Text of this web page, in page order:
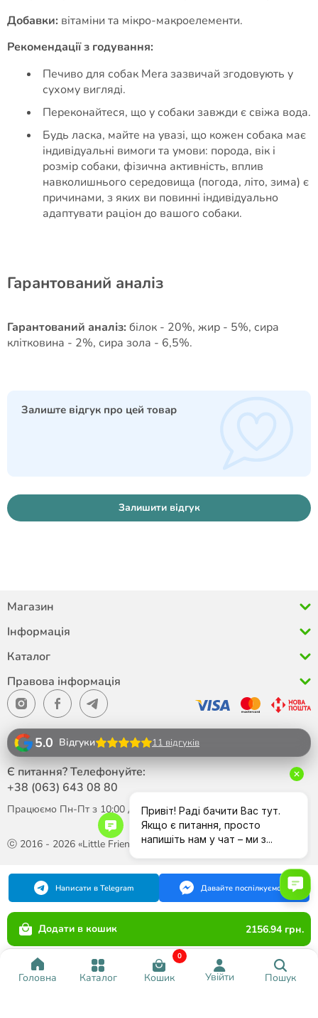
Головна Каталог Кошик
0
Увійти Пошук
Добавки: вітаміни та мікро-макроелементи.
Рекомендації з годування:
Печиво для собак Mera зазвичай згодовують у
сухому вигляді.
Переконайтеся, що у собаки завжди є свіжа вода.
Будь ласка, майте на увазі, що кожен собака має
індивідуальні вимоги та умови: порода, вік і
розмір собаки, фізична активність, вплив
навколишнього середовища (погода, літо, зима) є
причинами, з яких ви повинні індивідуально
адаптувати раціон до вашого собаки.
Гарантований аналіз
Гарантований аналіз: білок - 20%, жир - 5%, сира
клітковина - 2%, сира зола - 6,5%.
Залиште відгук про цей товар
Залишити відгук
Додати в кошик 2156.94 грн.
Магазин
Інформація
Каталог
Правова інформація
ⓒ 2016 - 2026 «Little Friend»
5.0 Відгуки 11 відгуків
Є питання? Телефонуйте:
+38 (063) 643 08 80
Працюємо Пн-Пт з 10:00 до 18:00
Написати в Telegram Давайте поспілкуємося